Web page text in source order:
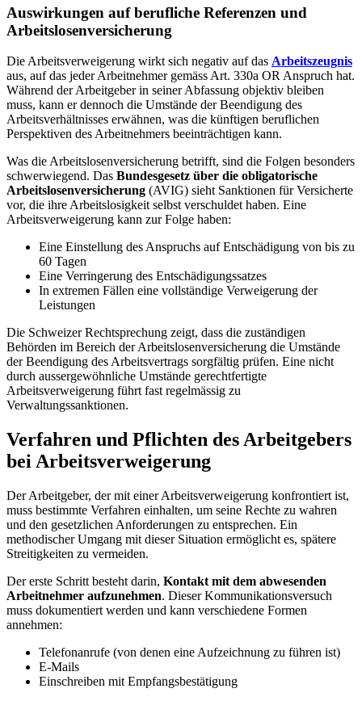
Auswirkungen auf berufliche Referenzen und
Arbeitslosenversicherung
Die Arbeitsverweigerung wirkt sich negativ auf das Arbeitszeugnis
aus, auf das jeder Arbeitnehmer gemäss Art. 330a OR Anspruch hat.
Während der Arbeitgeber in seiner Abfassung objektiv bleiben
muss, kann er dennoch die Umstände der Beendigung des
Arbeitsverhältnisses erwähnen, was die künftigen beruflichen
Perspektiven des Arbeitnehmers beeinträchtigen kann.
Was die Arbeitslosenversicherung betrifft, sind die Folgen besonders
schwerwiegend. Das Bundesgesetz über die obligatorische
Arbeitslosenversicherung (AVIG) sieht Sanktionen für Versicherte
vor, die ihre Arbeitslosigkeit selbst verschuldet haben. Eine
Arbeitsverweigerung kann zur Folge haben:
Eine Einstellung des Anspruchs auf Entschädigung von bis zu
60 Tagen
Eine Verringerung des Entschädigungssatzes
In extremen Fällen eine vollständige Verweigerung der
Leistungen
Die Schweizer Rechtsprechung zeigt, dass die zuständigen
Behörden im Bereich der Arbeitslosenversicherung die Umstände
der Beendigung des Arbeitsvertrags sorgfältig prüfen. Eine nicht
durch aussergewöhnliche Umstände gerechtfertigte
Arbeitsverweigerung führt fast regelmässig zu
Verwaltungssanktionen.
Verfahren und Pflichten des Arbeitgebers
bei Arbeitsverweigerung
Der Arbeitgeber, der mit einer Arbeitsverweigerung konfrontiert ist,
muss bestimmte Verfahren einhalten, um seine Rechte zu wahren
und den gesetzlichen Anforderungen zu entsprechen. Ein
methodischer Umgang mit dieser Situation ermöglicht es, spätere
Streitigkeiten zu vermeiden.
Der erste Schritt besteht darin, Kontakt mit dem abwesenden
Arbeitnehmer aufzunehmen. Dieser Kommunikationsversuch
muss dokumentiert werden und kann verschiedene Formen
annehmen:
Telefonanrufe (von denen eine Aufzeichnung zu führen ist)
E-Mails
Einschreiben mit Empfangsbestätigung